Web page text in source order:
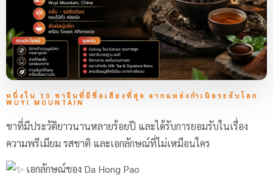
หนึ่งใน 10 ชาจีนที่มีชื่อเสียงที่สุด จากแหล่งกำเนิดระดับโลก
WUYI MOUNTAIN
ชาที่มีประวัติยาวนานหลายร้อยปี และได้รับการยอมรับในเรื่อง
ความพรีเมียม รสชาติ และเอกลักษณ์ที่ไม่เหมือนใคร
เอกลักษณ์ของ Da Hong Pao